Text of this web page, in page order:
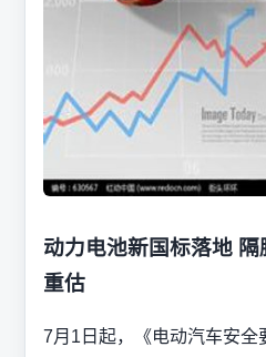
动力电池新国标落地
重估
7月1日起，《电动汽车安全